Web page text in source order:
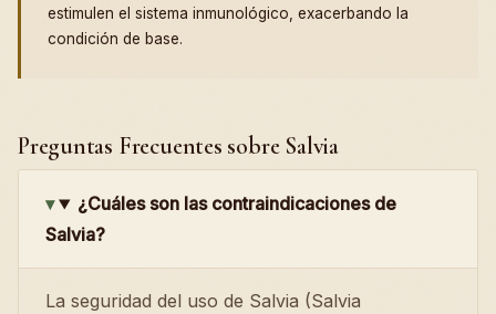
estimulen el sistema inmunológico, exacerbando la
condición de base.
Preguntas Frecuentes sobre Salvia
¿Cuáles son las contraindicaciones de
Salvia?
La seguridad del uso de Salvia (Salvia